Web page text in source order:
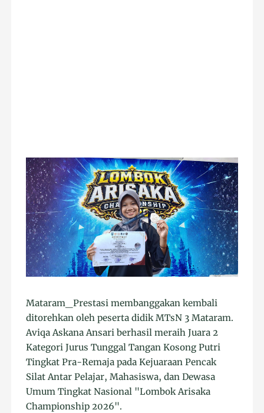
Mataram_Prestasi membanggakan kembali
ditorehkan oleh peserta didik MTsN 3 Mataram.
Aviqa Askana Ansari berhasil meraih Juara 2
Kategori Jurus Tunggal Tangan Kosong Putri
Tingkat Pra-Remaja pada Kejuaraan Pencak
Silat Antar Pelajar, Mahasiswa, dan Dewasa
Umum Tingkat Nasional "Lombok Arisaka
Championship 2026".